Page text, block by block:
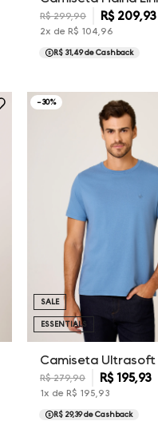
R$ 299,90 R$ 209,93
2x de R$ 104,96
R$ 31,49de Cashback
-30%
R$ 279,90 R$195,93
1x de R$ 195,93
SALE
ESSENTIALS
R$ 29,39de Cashback